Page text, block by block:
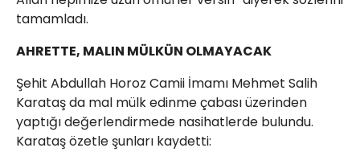
tamamladı.
AHRETTE, MALIN MÜLKÜN OLMAYACAK
Şehit Abdullah Horoz Camii İmamı Mehmet Salih
Karataş da mal mülk edinme çabası üzerinden
yaptığı değerlendirmede nasihatlerde bulundu.
Karataş özetle şunları kaydetti: